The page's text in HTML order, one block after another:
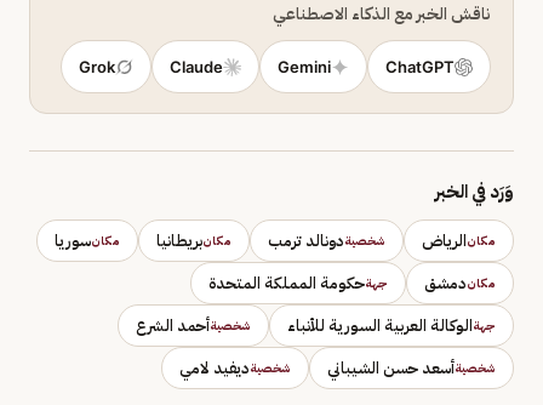
ناقش الخبر مع الذكاء الاصطناعي
ChatGPT
Gemini
Claude
Grok
وَرَد في الخبر
مكانالرياض شخصيةدونالد ترمب مكانبريطانيا مكانسوريا
مكاندمشق جهةحكومة المملكة المتحدة
جهةالوكالة العربية السورية للأنباء شخصيةأحمد الشرع
شخصيةأسعد حسن الشيباني شخصيةديفيد لامي